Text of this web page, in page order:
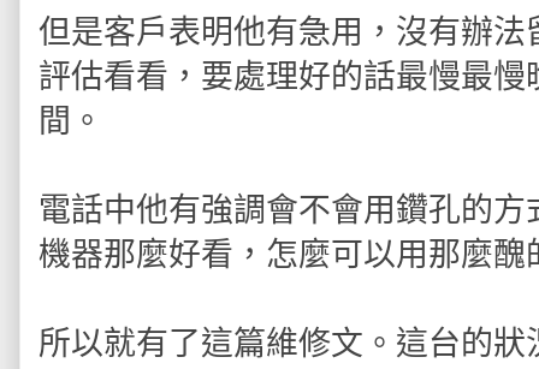
但是客戶表明他有急用，沒有辦
評估看看，要處理好的話最慢最
間。
電話中他有強調會不會用鑽孔的
機器那麼好看，怎麼可以用那麼醜
所以就有了這篇維修文。這台的